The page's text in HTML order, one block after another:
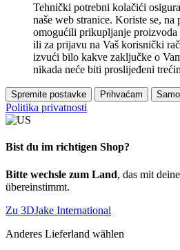
Tehnički potrebni kolačići
naše web stranice. Koriste se,
omogućili prikupljanje proizvoda
ili za prijavu na Vaš korisnički
izvući bilo kakve zaključke o
nikada neće biti proslijeđeni
Spremite postavke Prihvaćam
Politika privatnosti
Bist du im richtigen Shop?
Bitte wechsle zum Land, das mit
übereinstimmt.
Zu 3DJake International
Anderes Lieferland wählen